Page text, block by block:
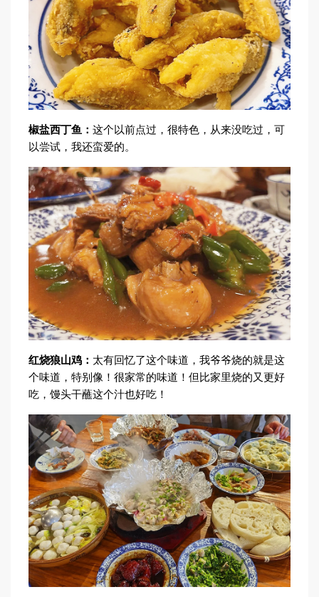
椒盐西丁鱼： 这个以前点过，很特色，从来没吃过，可
以尝试，我还蛮爱的。
红烧狼山鸡： 太有回忆了这个味道，我爷爷烧的就是这
个味道，特别像！很家常的味道！但比家里烧的又更好
吃，馒头干蘸这个汁也好吃！